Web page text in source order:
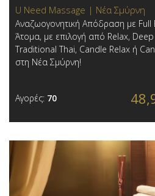
U Need Massage | Νέα Σμύρνη
Αναζωογονητική Απόδραση με Full
Άτομα, με επιλογή από Relax,
Traditional Thai, Candle Relax ή
στη Νέα Σμύρνη!
Αγορές: 70